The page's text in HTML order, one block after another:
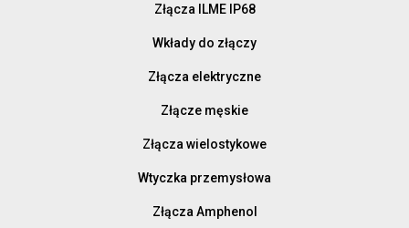
Złącza ILME IP68
Wkłady do złączy
Złącza elektryczne
Złącze męskie
Złącza wielostykowe
Wtyczka przemysłowa
Złącza Amphenol